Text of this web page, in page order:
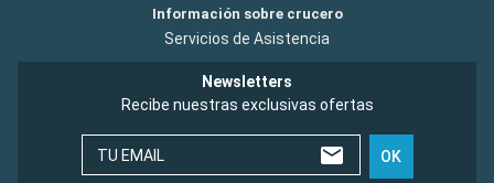
Información sobre crucero
Servicios de Asistencia
Newsletters
Recibe nuestras exclusivas ofertas
TU EMAIL OK